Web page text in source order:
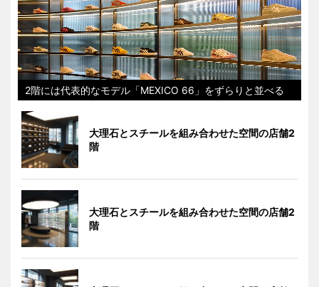
2階には代表的なモデル「MEXICO 66」をずらりと並べる
大理石とスチールを組み合わせた空間の店舗2
階
大理石とスチールを組み合わせた空間の店舗2
階